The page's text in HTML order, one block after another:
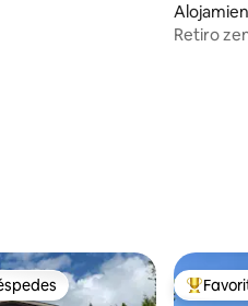
Retiro
preferido